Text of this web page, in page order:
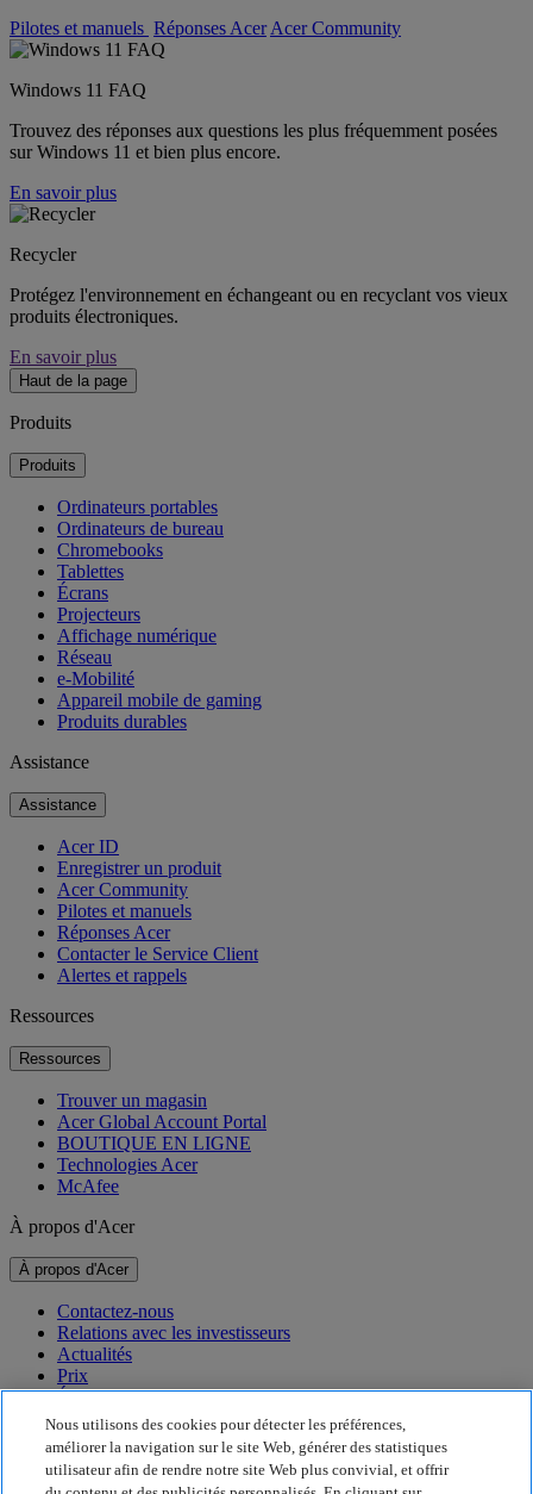
Pilotes et manuels Réponses Acer Acer Community
Windows 11 FAQ
Trouvez des réponses aux questions les plus fréquemment posées
sur Windows 11 et bien plus encore.
En savoir plus
Recycler
Protégez l'environnement en échangeant ou en recyclant vos vieux
produits électroniques.
En savoir plus
Haut de la page
Produits
Produits
Ordinateurs portables
Ordinateurs de bureau
Chromebooks
Tablettes
Écrans
Projecteurs
Affichage numérique
Réseau
e-Mobilité
Appareil mobile de gaming
Produits durables
Assistance
Assistance
Acer ID
Enregistrer un produit
Acer Community
Pilotes et manuels
Réponses Acer
Contacter le Service Client
Alertes et rappels
Ressources
Ressources
Trouver un magasin
Acer Global Account Portal
BOUTIQUE EN LIGNE
Technologies Acer
McAfee
À propos d'Acer
À propos d'Acer
Contactez-nous
Relations avec les investisseurs
Actualités
Prix
Événements
Développement durable
Développement durable
Nous utilisons des cookies pour détecter les préférences,
améliorer la navigation sur le site Web, générer des statistiques
utilisateur afin de rendre notre site Web plus convivial, et offrir